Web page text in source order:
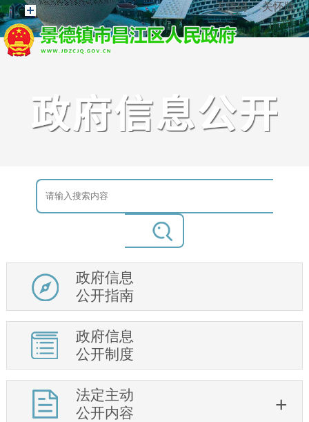
关怀版
无障碍
政府信息
公开指南
政府信息
公开制度
法定主动
公开内容